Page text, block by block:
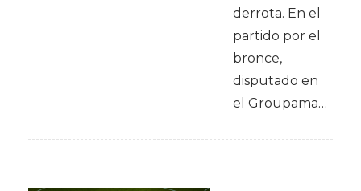
derrota. En el
partido por el
bronce,
disputado en
el Groupama…